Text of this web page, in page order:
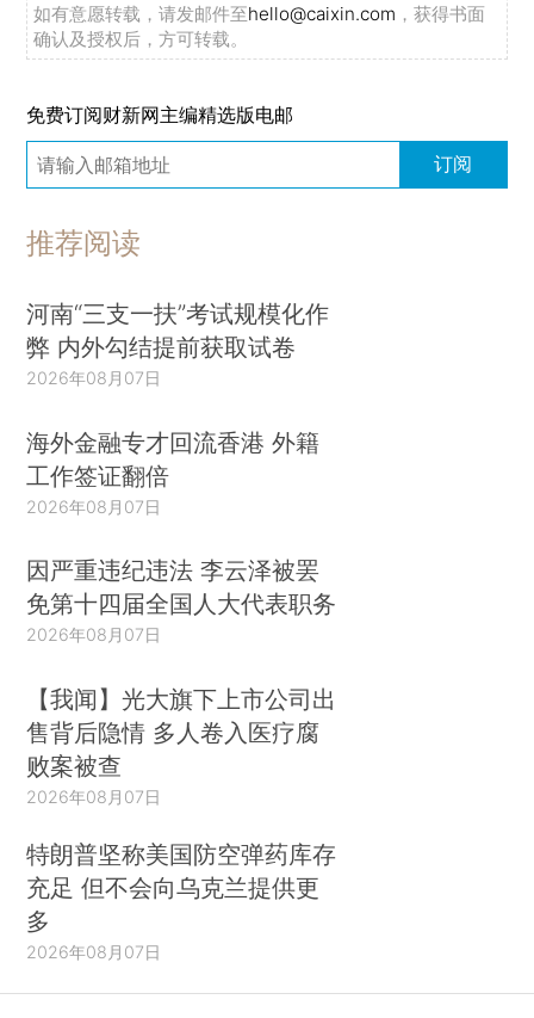
如有意愿转载，请发邮件至hello@caixin.com ，获得书面
确认及授权后，方可转载。
免费订阅财新网主编精选版电邮
订阅
推荐阅读
河南“三支一扶”考试规模化作
弊 内外勾结提前获取试卷
2026年08月07日
海外金融专才回流香港 外籍
工作签证翻倍
2026年08月07日
因严重违纪违法 李云泽被罢
免第十四届全国人大代表职务
2026年08月07日
【我闻】光大旗下上市公司出
售背后隐情 多人卷入医疗腐
败案被查
2026年08月07日
特朗普坚称美国防空弹药库存
充足 但不会向乌克兰提供更
多
2026年08月07日